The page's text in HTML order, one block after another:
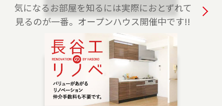
2023-04-01
上野センターをオープンしました。台東区全
域、葛飾区・荒川区・千代田区・文京区（一
部）でお住まいのご売却、 ご購入をご検討の方
は、是非ご相談ください。 フリーダイアル
（0120-315-875）よりお気軽にどうぞ！
2023-04-01
気になるお部屋を知るには実際におとずれて
見るのが一番。オープンハウス開催中です!!